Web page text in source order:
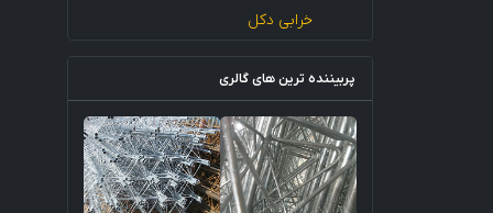
خرابی دکل
پربیننده ترین های گالری